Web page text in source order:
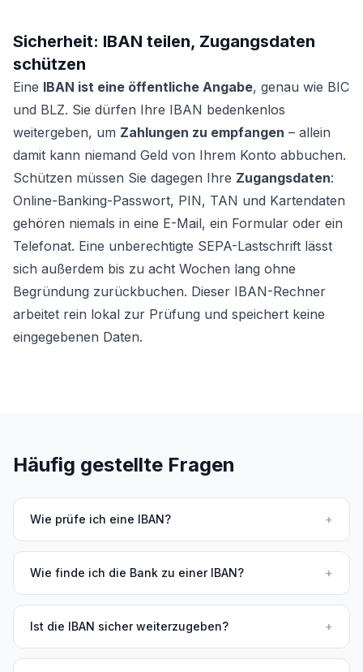
Sicherheit: IBAN teilen, Zugangsdaten
schützen
Eine IBAN ist eine öffentliche Angabe, genau wie BIC
und BLZ. Sie dürfen Ihre IBAN bedenkenlos
weitergeben, um Zahlungen zu empfangen – allein
damit kann niemand Geld von Ihrem Konto abbuchen.
Schützen müssen Sie dagegen Ihre Zugangsdaten:
Online-Banking-Passwort, PIN, TAN und Kartendaten
gehören niemals in eine E-Mail, ein Formular oder ein
Telefonat. Eine unberechtigte SEPA-Lastschrift lässt
sich außerdem bis zu acht Wochen lang ohne
Begründung zurückbuchen. Dieser IBAN-Rechner
arbeitet rein lokal zur Prüfung und speichert keine
eingegebenen Daten.
Häufig gestellte Fragen
Wie prüfe ich eine IBAN? +
Wie finde ich die Bank zu einer IBAN? +
Ist die IBAN sicher weiterzugeben? +